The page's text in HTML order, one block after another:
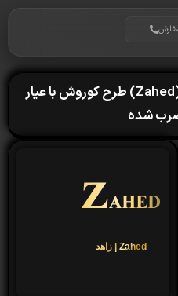
شمش نقره 100 گرمی زاهد (Zahed) طرح کوروش با عیار